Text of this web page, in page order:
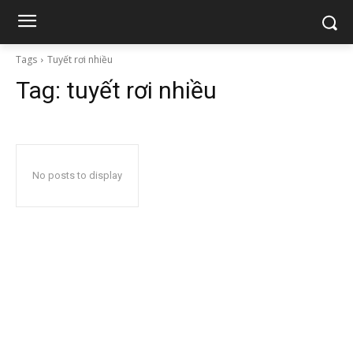
Tags Tuyết rơi nhiều
Tag: tuyết rơi nhiều
No posts to display